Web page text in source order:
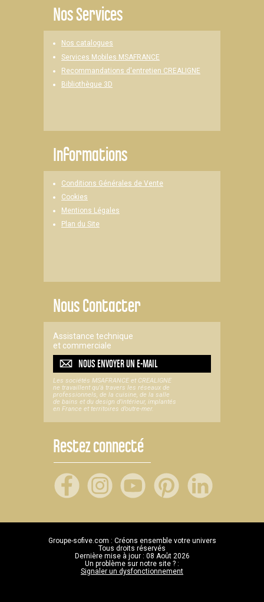
Nos Services
Nos catalogues
Services Mobiles MSAFRANCE
Recommandations d'entretien CREALIGNE
Bibliothèque 3D
Informations
Conditions Générales de Vente
Cookies
Mentions Légales
Plan du Site
Nous Contacter
Assistance technique
et commerciale
NOUS ENVOYER UNE-MAIL
Les sociétés MSAFRANCE et CREALIGNE
ne travaillent qu'à travers les réseaux de
professionnels, de la cuisine, de la salle
de bains et du design d'intérieur, implantés
en France et territoires d’outre-mer.
Restez connecté
Groupe-sofive.com : Créons ensemble votre univers
Tous droits réservés
Dernière mise à jour : 08 Août 2026
Un problème sur notre site ? :
Signaler un dysfonctionnement